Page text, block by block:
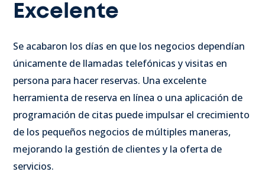
Excelente
Se acabaron los días en que los negocios dependían
únicamente de llamadas telefónicas y visitas en
persona para hacer reservas. Una excelente
herramienta de reserva en línea o una aplicación de
programación de citas puede impulsar el crecimiento
de los pequeños negocios de múltiples maneras,
mejorando la gestión de clientes y la oferta de
servicios.